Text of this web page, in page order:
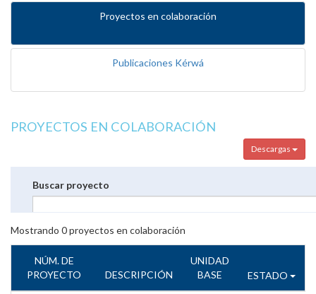
Proyectos en colaboración
Publicaciones Kérwá
PROYECTOS EN COLABORACIÓN
Descargas
Buscar proyecto
Mostrando 0proyectos en colaboración
NÚM. DE
PROYECTO
DESCRIPCIÓN
UNIDAD
BASE
ESTADO